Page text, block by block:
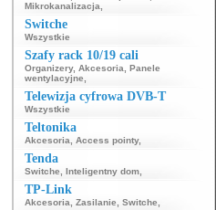
Mikrokanalizacja
Switche
Wszystkie
Szafy rack 10/19 cali
Organizery, Akcesoria
Panele
wentylacyjne
Telewizja cyfrowa DVB-T
Wszystkie
Teltonika
Akcesoria Access pointy,
Tenda
Switche Inteligentny dom
TP-Link
Akcesoria Zasilanie Switche